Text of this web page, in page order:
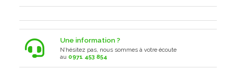
Une information ?
N’hésitez pas, nous sommes à votre écoute
au 0971 453 854